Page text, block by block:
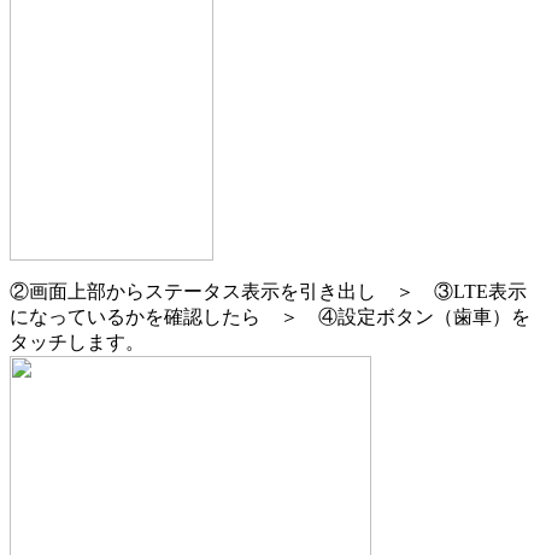
②画面上部からステータス表示を引き出し ＞ ③LTE表示
になっているかを確認したら ＞ ④設定ボタン（歯車）を
タッチします。